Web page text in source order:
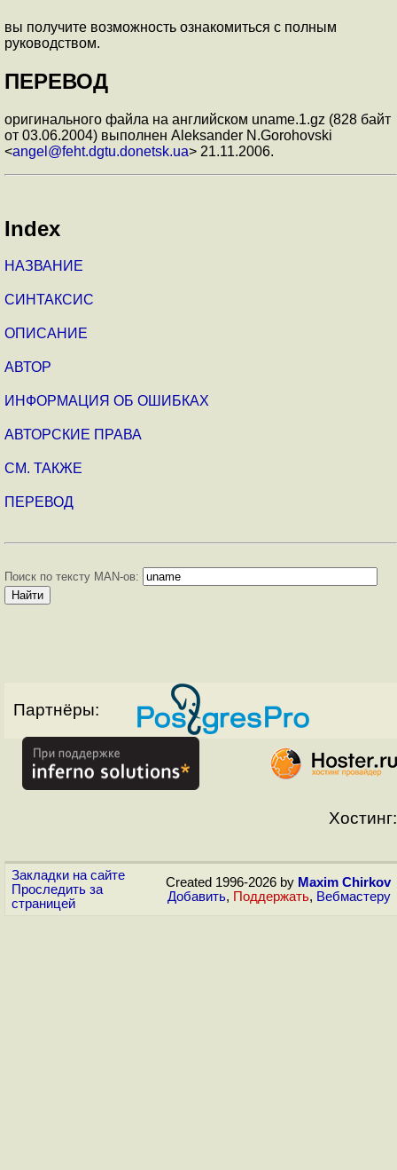
вы получите возможность ознакомиться с полным
руководством.
ПЕРЕВОД
оригинального файла на английском uname.1.gz (828 байт
от 03.06.2004) выполнен Aleksander N.Gorohovski
<angel@feht.dgtu.donetsk.ua> 21.11.2006.
Index
НАЗВАНИЕ
СИНТАКСИС
ОПИСАНИЕ
АВТОР
ИНФОРМАЦИЯ ОБ ОШИБКАХ
АВТОРСКИЕ ПРАВА
СМ. ТАКЖЕ
ПЕРЕВОД
Поиск по тексту MAN-ов:
Партнёры:
Хостинг:
Закладки на сайте
Проследить за
страницей
Created 1996-2026 by Maxim Chirkov
Добавить, Поддержать, Вебмастеру